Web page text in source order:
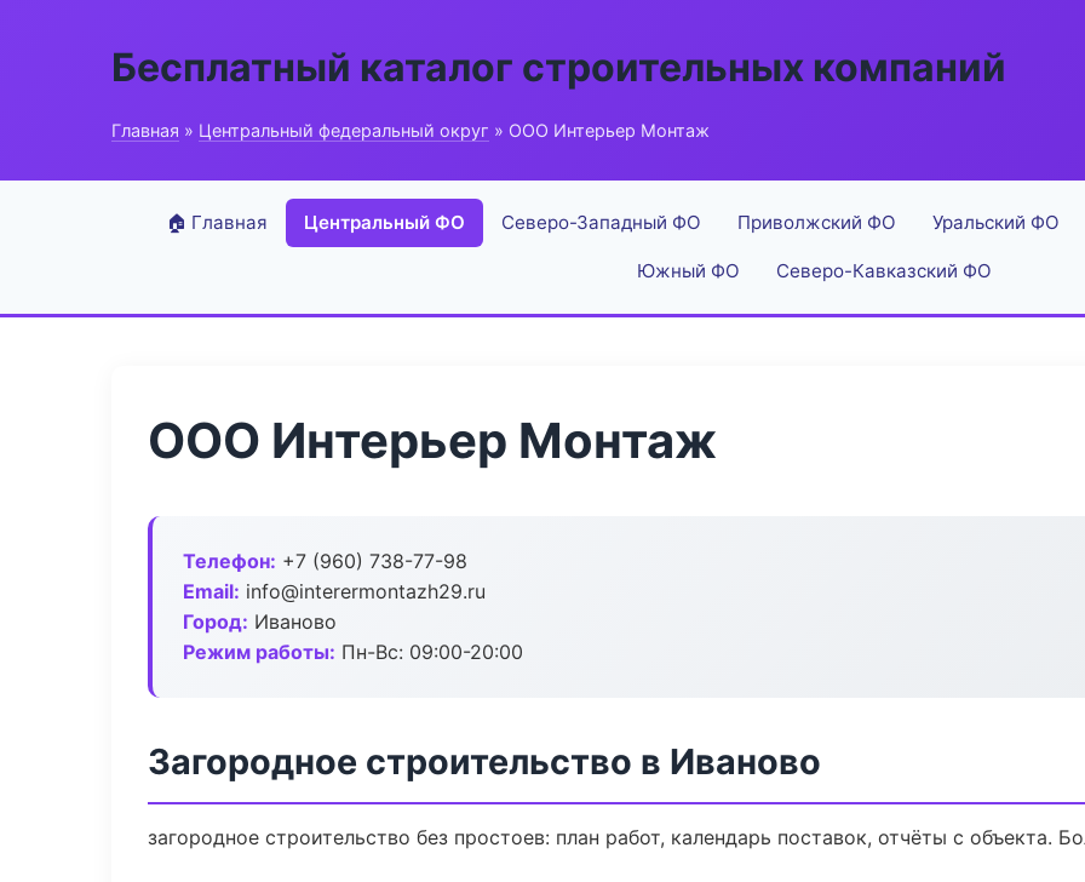
Бесплатный каталог строительных компаний
Главная » Центральный федеральный округ » ООО Интерьер Монтаж
🏠 Главная Центральный ФО Северо-Западный ФО Приволжский ФО Уральский ФО
Южный ФО Северо-Кавказский ФО
ООО Интерьер Монтаж
Телефон: +7 (960) 738-77-98
Email: info@interermontazh29.ru
Город: Иваново
Режим работы: Пн-Вс: 09:00-20:00
Загородное строительство в Иваново
загородное строительство без простоев: план работ, календарь поставок, отчёты с объекта.